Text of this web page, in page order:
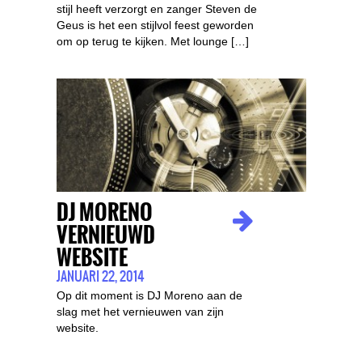
stijl heeft verzorgt en zanger Steven de
Geus is het een stijlvol feest geworden
om op terug te kijken. Met lounge […]
DJ MORENO
VERNIEUWD
WEBSITE
JANUARI 22, 2014
Op dit moment is DJ Moreno aan de
slag met het vernieuwen van zijn
website.